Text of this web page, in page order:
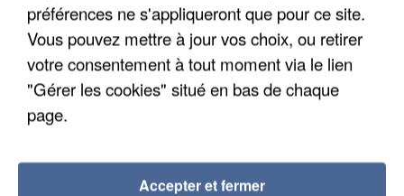
préférences ne s'appliqueront que pour ce site.
Vous pouvez mettre à jour vos choix, ou retirer
votre consentement à tout moment via le lien
"Gérer les cookies" situé en bas de chaque
page.
Accepter et fermer